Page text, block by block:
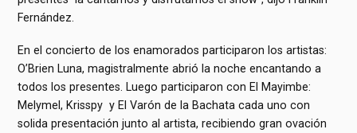
Fernández.
En el concierto de los enamorados participaron los artistas:
O’Brien Luna, magistralmente abrió la noche encantando a
todos los presentes. Luego participaron con El Mayimbe:
Melymel, Krisspy y El Varón de la Bachata cada uno con
solida presentación junto al artista, recibiendo gran ovación